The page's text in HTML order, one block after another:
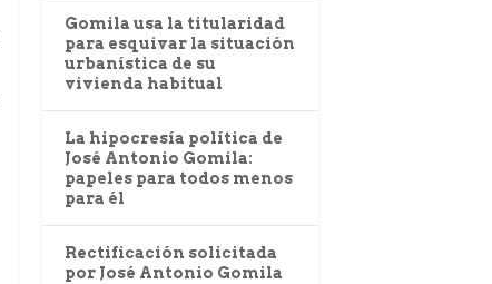
Gomila usa la titularidad
para esquivar la situación
urbanística de su
vivienda habitual
La hipocresía política de
José Antonio Gomila:
papeles para todos menos
para él
Rectificación solicitada
por José Antonio Gomila